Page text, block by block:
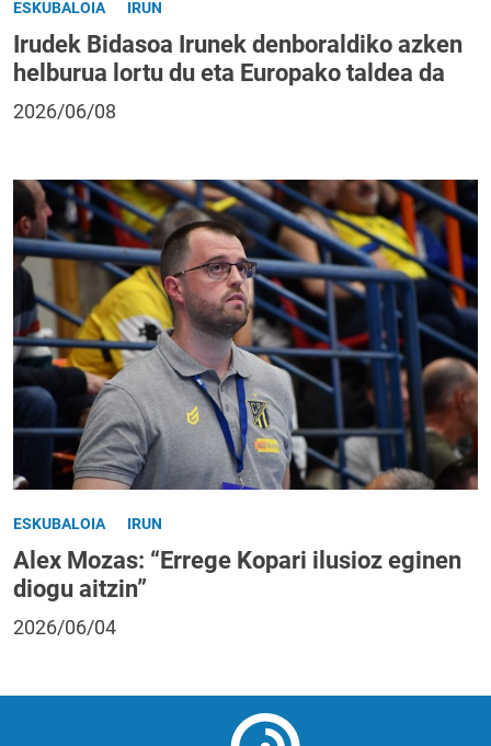
ESKUBALOIA IRUN
Irudek Bidasoa Irunek denboraldiko azken
helburua lortu du eta Europako taldea da
2026/06/08
ESKUBALOIA IRUN
Alex Mozas: “Errege Kopari ilusioz eginen
diogu aitzin”
2026/06/04